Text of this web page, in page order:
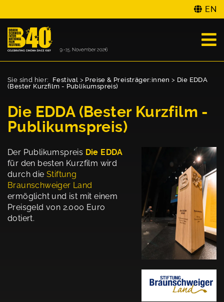
EN
Sie sind hier: Festival > Preise & Preisträger:innen > Die EDDA
(Bester Kurzfilm - Publikumspreis)
Die EDDA (Bester Kurzfilm -
Publikumspreis)
Der Publikumspreis Die EDDA
für den besten Kurzfilm wird
durch dieStiftung
Braunschweiger Land
ermöglicht und ist mit einem
Preisgeld von 2.000 Euro
dotiert.